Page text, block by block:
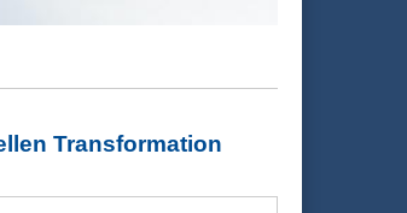
Transformation